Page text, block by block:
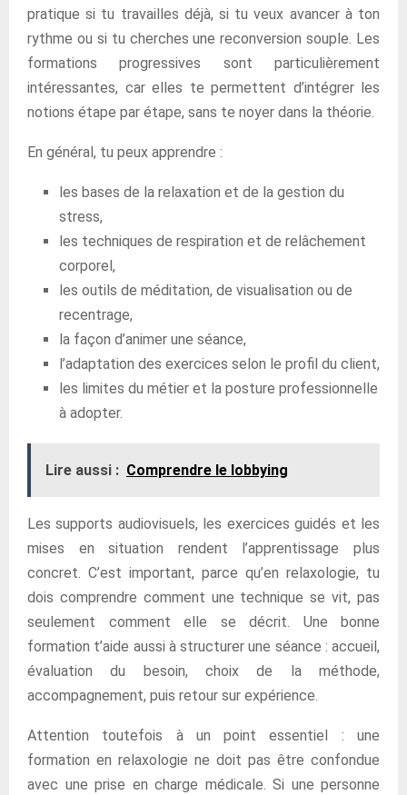
pratique si tu travailles déjà, si tu veux avancer à ton
rythme ou si tu cherches une reconversion souple. Les
formations progressives sont particulièrement
intéressantes, car elles te permettent d’intégrer les
notions étape par étape, sans te noyer dans la théorie.
En général, tu peux apprendre :
les bases de la relaxation et de la gestion du
stress,
les techniques de respiration et de relâchement
corporel,
les outils de méditation, de visualisation ou de
recentrage,
la façon d’animer une séance,
l’adaptation des exercices selon le profil du client,
les limites du métier et la posture professionnelle
à adopter.
Lire aussi : Comprendre le lobbying
Les supports audiovisuels, les exercices guidés et les
mises en situation rendent l’apprentissage plus
concret. C’est important, parce qu’en relaxologie, tu
dois comprendre comment une technique se vit, pas
seulement comment elle se décrit. Une bonne
formation t’aide aussi à structurer une séance : accueil,
évaluation du besoin, choix de la méthode,
accompagnement, puis retour sur expérience.
Attention toutefois à un point essentiel : une
formation en relaxologie ne doit pas être confondue
avec une prise en charge médicale. Si une personne